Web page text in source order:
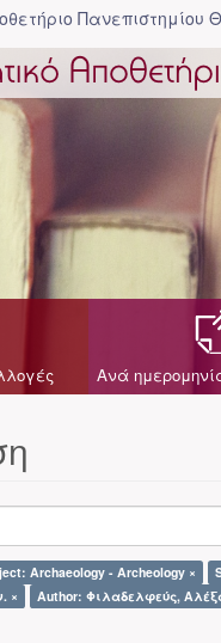
Πανεπιστημίου
Ανά
Archaeology - Archeology ×
×
Author: Φιλαδελφεύς,